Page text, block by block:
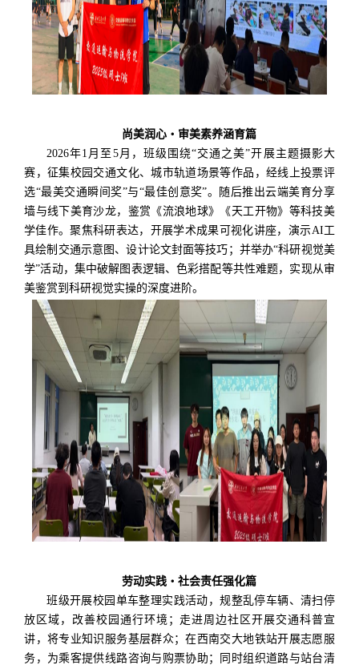
尚美润心・ 审美素养涵育篇
2026年1 月至 5月，班级围绕“交通之美”开展主题摄影大
赛，征集校园交通文化、城市轨道场景等作品，经线上投票评
选“最美交通瞬间奖”与“最佳创意奖”。随后推出云端美育分享
墙与线下美育沙龙，鉴赏《流浪地球》《天工开物》等科技美
学佳作。聚焦科研表达，开展学术成果可视化讲座，演示AI工
具绘制交通示意图、设计论文封面等技巧；并举办“科研视觉美
学”活动，集中破解图表逻辑、色彩搭配等共性难题，实现从审
美鉴赏到科研视觉实操的深度进阶。
劳动实践・ 社会责任强化篇
班级开展校园单车整理实践活动，规整乱停车辆、清扫停
放区域，改善校园通行环境；走进周边社区开展交通科普宣
讲，将专业知识服务基层群众；在西南交大地铁站开展志愿服
务，为乘客提供线路咨询与购票协助；同时组织道路与站台清